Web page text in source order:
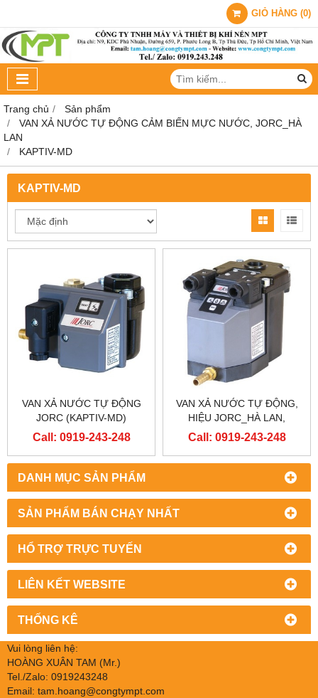
GIỎ HÀNG (0)
Trang chủ
Sản phẩm
VAN XẢ NƯỚC TỰ ĐỘNG CẢM BIẾN MỰC NƯỚC, JORC_HÀ
LAN
KAPTIV-MD
DANH MỤC SẢN PHẨM
SẢN PHẨM BÁN CHẠY NHẤT
HỔ TRỢ TRỰC TUYẾN
LIÊN KẾT WEBSITE
THỐNG KÊ
KAPTIV-MD
VAN XẢ NƯỚC TỰ ĐỘNG
JORC (KAPTIV-MD)
Call: 0919-243-248
VAN XẢ NƯỚC TỰ ĐỘNG,
HIỆU JORC_HÀ LAN,
MODEL: KAPTIV-MD
Call: 0919-243-248
Vui lòng liên hệ:
HOÀNG XUÂN TAM (Mr.)
Tel./Zalo: 0919243248
Email: tam.hoang@congtympt.com